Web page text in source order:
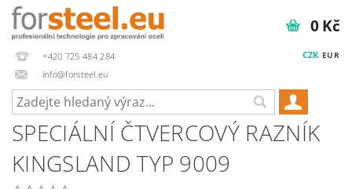
+420 725 484 284
info@forsteel.eu
CZK EUR
0 Kč
SPECIÁLNÍ ČTVERCOVÝ RAZNÍK
KINGSLAND TYP 9009